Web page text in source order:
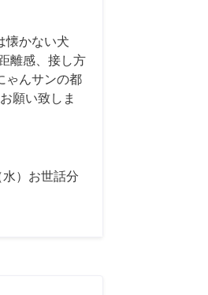
懐かない犬
離感、接し方
ゃんサンの都
願い致しま
水）お世話分